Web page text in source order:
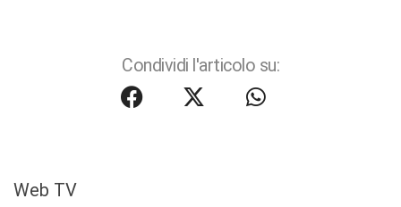
Condividi l'articolo su:
Web TV